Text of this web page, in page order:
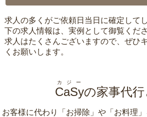
求人の多くがご依頼日当日に確定して
下の求人情報は、実例として御覧くださ
求人はたくさんございますので、ぜひ
くお願いします。
CaSy
カジー
の家事代行
お客様に代わり「 お掃除 」や「 お料理